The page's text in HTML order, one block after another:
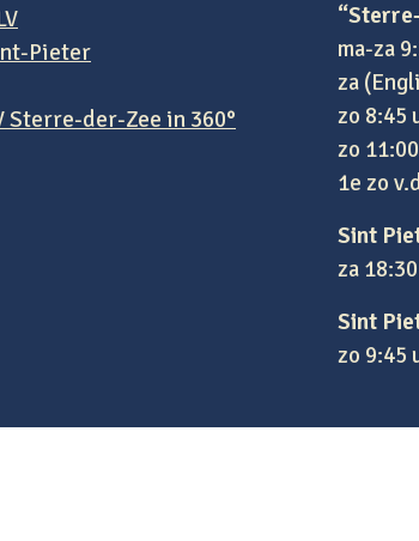
Pieter
Sterre-der-Zee in 360°
ma-za
za
zo 8:45
zo
1e zo
Sint
za
Sint
zo 9:45